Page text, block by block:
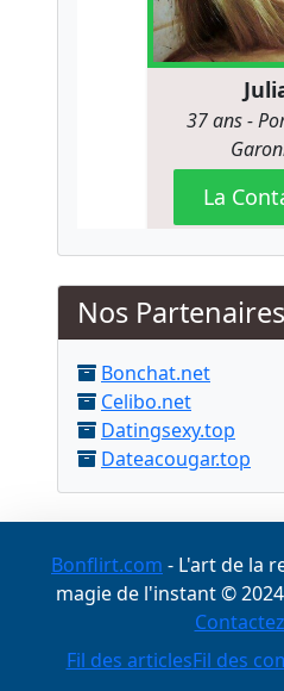
Nos Partenaires
Bonchat.net
Celibo.net
Datingsexy.top
Dateacougar.top
Bonflirt.com - L'art de la
magie de l'instant ©
Fil des articlesFil des